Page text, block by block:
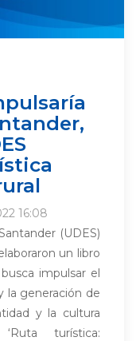
16:08
(UDES)
un libro
impulsar el
la generación de
y la cultura
turística: